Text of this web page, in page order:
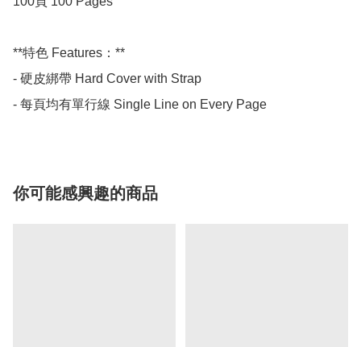
**特色 Features：**
- 硬皮綁帶 Hard Cover with Strap
- 每頁均有單行線 Single Line on Every Page
你可能感興趣的商品